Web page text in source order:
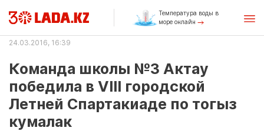
Температура воды в
море онлайн
24.03.2016, 16:39
Команда школы №3 Актау
победила в VIII городской
Летней Спартакиаде по тогыз
кумалак